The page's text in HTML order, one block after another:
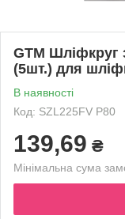
GTM Шліфкруг
(5шт.) для
В наявності
Код: SZL225FV P80
139,69 ₴
Мінімальна сума